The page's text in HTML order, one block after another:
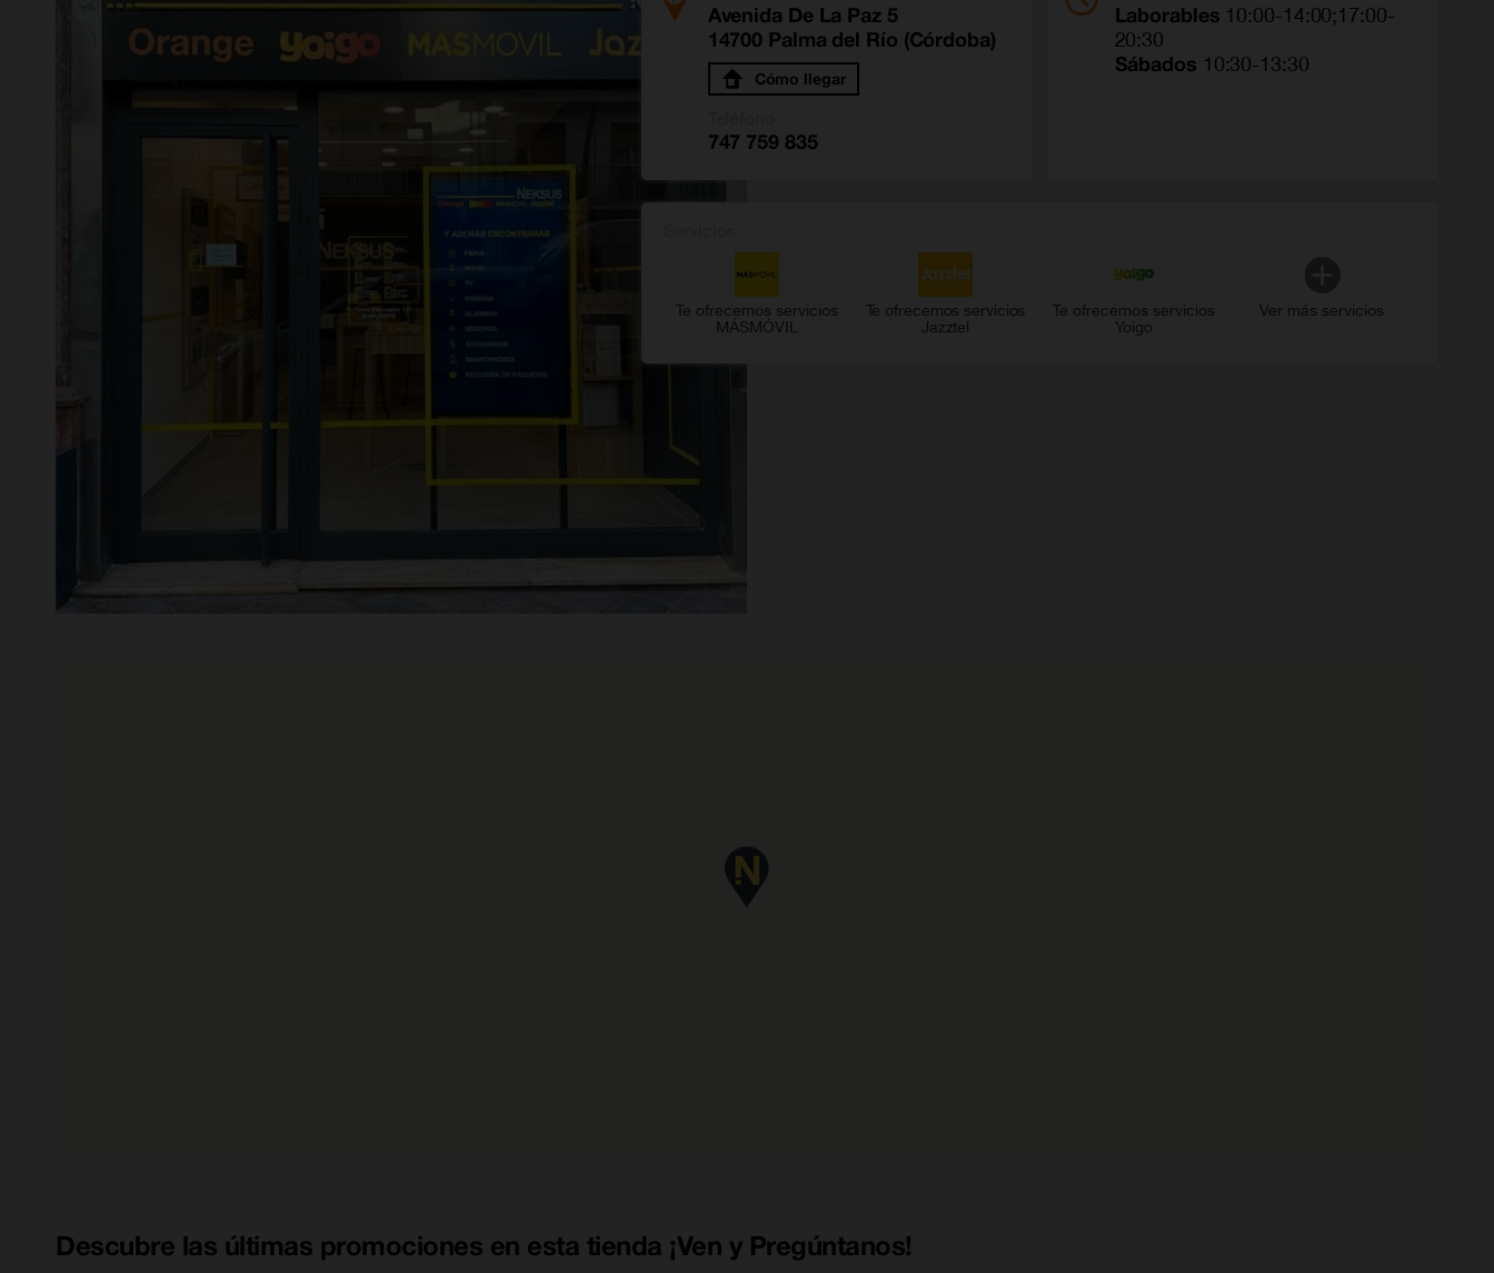
Avenida De La Paz 5
14700 Palma del Río (Córdoba)
Cómo llegar
747 759 835
Laborables 10:00-14:00;17:00-
20:30
Sábados 10:30-13:30
Te ofrecemos servicios
MÁSMÓVIL
Te ofrecemos servicios
Jazztel
Te ofrecemos servicios
Yoigo
Ver más servicios
Descubre las últimas promociones en esta tienda ¡Ven y Pregúntanos!